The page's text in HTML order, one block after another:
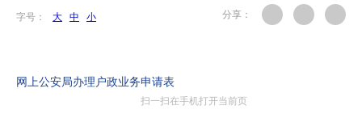
字号： 大 中 小 分享：
网上公安局办理户政业务申请表
扫一扫在手机打开当前页